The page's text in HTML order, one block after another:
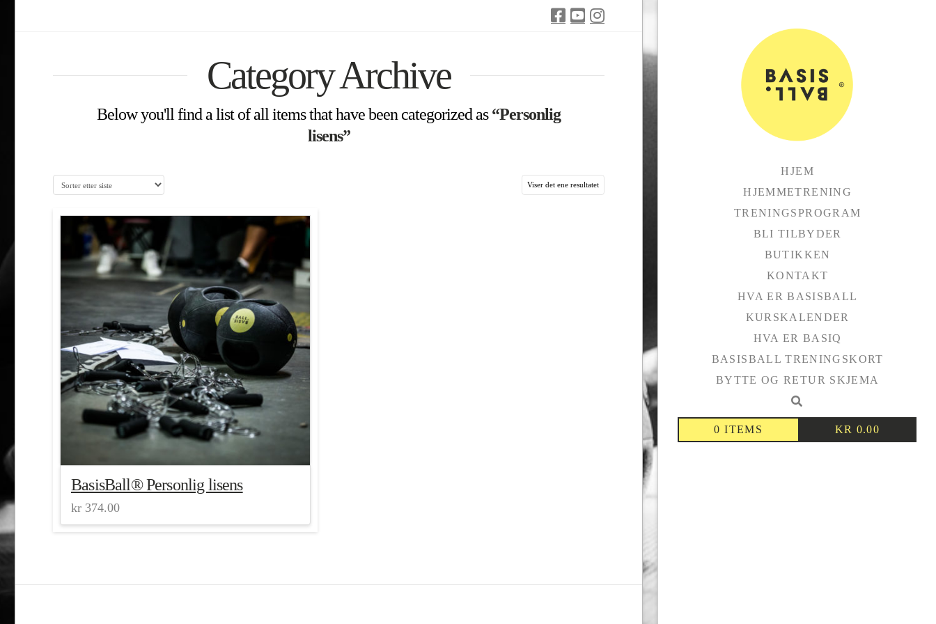
HJEM
HJEMMETRENING
TRENINGSPROGRAM
BLI TILBYDER
BUTIKKEN
KONTAKT
HVA ER BASISBALL
KURSKALENDER
HVA ER BASIQ
BASISBALL TRENINGSKORT
BYTTE OG RETUR SKJEMA
0 ITEMS KR 0.00
Category Archive
Below you'll find a list of all items that have been categorized as“Personlig
lisens”
Viser det ene resultatet
BasisBall® Personlig lisens
kr 374.00